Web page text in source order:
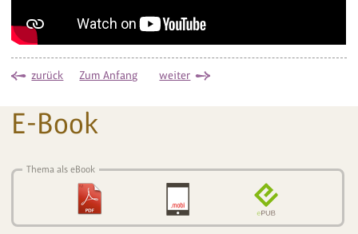
zurück Zum Anfang weiter
E-Book
Thema als eBook